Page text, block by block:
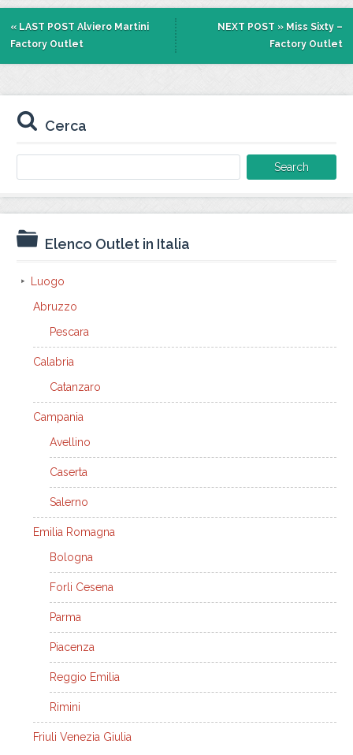
« LAST POST Alviero Martini
Factory Outlet
NEXT POST » Miss Sixty –
Factory Outlet
Cerca
for:
Elenco Outlet in Italia
Luogo
Abruzzo
Pescara
Calabria
Catanzaro
Campania
Avellino
Caserta
Salerno
Emilia Romagna
Bologna
Forli Cesena
Parma
Piacenza
Reggio Emilia
Rimini
Friuli Venezia Giulia